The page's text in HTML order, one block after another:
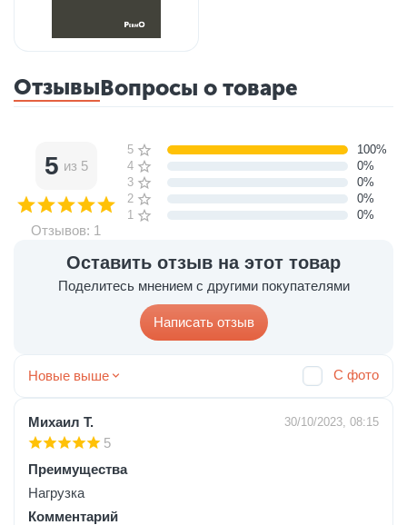
ОтзывыВопросы о товаре
Оставить отзыв на этот товар
Поделитесь мнением с другими покупателями
Написать отзыв
5 из 5
Отзывов: 1
5 звёзд
100%
4 звезды
0%
3 звезды
0%
2 звезды
0%
1 звезда
0%
Новые выше С фото
Михаил Т. 30/10/2023, 08:15
5
Преимущества
Нагрузка
Комментарий